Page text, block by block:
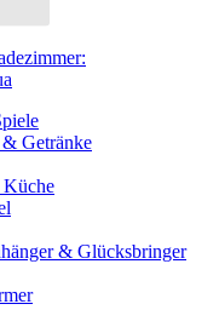
Getränke
Küche
& Glücksbringer